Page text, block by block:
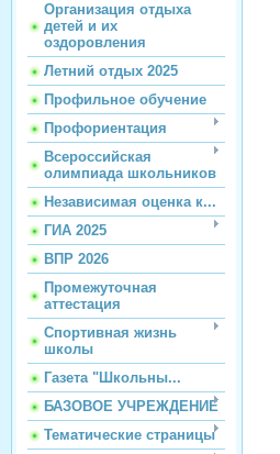
Организация отдыха
детей и их
оздоровления
Летний отдых 2025
Профильное обучение
Профориентация
Всероссийская
олимпиада школьников
Независимая оценка к...
ГИА 2025
ВПР 2026
Промежуточная
аттестация
Спортивная жизнь
школы
Газета "Школьны...
БАЗОВОЕ УЧРЕЖДЕНИЕ
Тематические страницы